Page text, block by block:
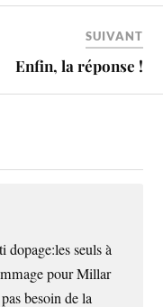
SUIVANT
Enfin, la réponse !
dopage:les seuls à
pour Millar
besoin de la